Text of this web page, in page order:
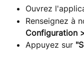
Ouvrez
Renseignez à
Configuration
Appuyez sur